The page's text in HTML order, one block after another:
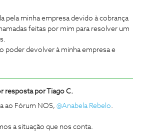
pela minha empresa devido à cobrança
feitas por mim para resolver um
poder devolver à minha empresa e
resposta porTiago C.
ao Fórum NOS, @Anabela Rebelo.
a situação que nos conta.